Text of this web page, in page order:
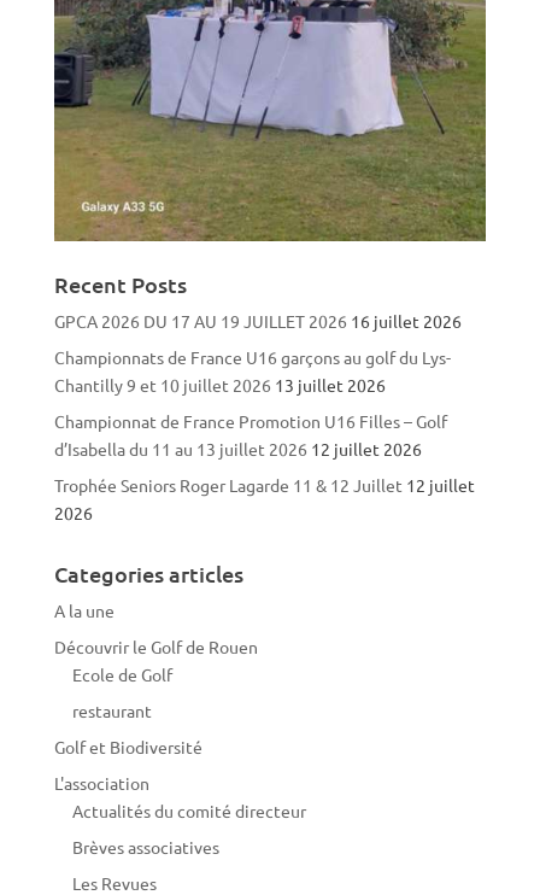
Recent Posts
GPCA 2026 DU 17 AU 19 JUILLET 2026 16 juillet 2026
Championnats de France U16 garçons au golf du Lys-
Chantilly 9 et 10 juillet 2026 13 juillet 2026
Championnat de France Promotion U16 Filles – Golf
d’Isabella du 11 au 13 juillet 2026 12 juillet 2026
Trophée Seniors Roger Lagarde 11 & 12 Juillet 12 juillet
2026
Categories articles
A la une
Découvrir le Golf de Rouen
Ecole de Golf
restaurant
Golf et Biodiversité
L'association
Actualités du comité directeur
Brèves associatives
Les Revues